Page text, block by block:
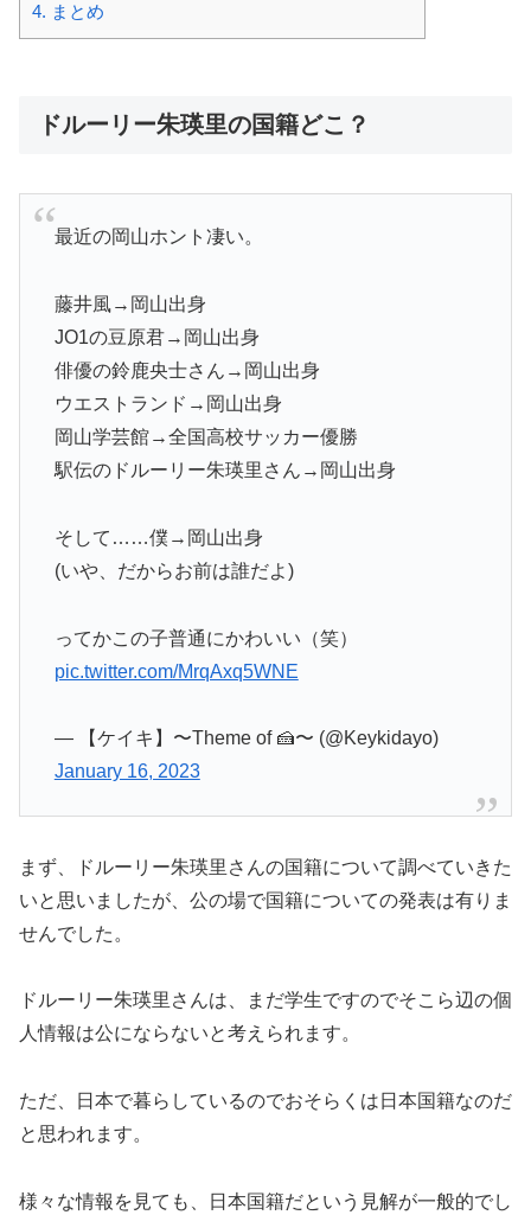
4. まとめ
ドルーリー朱瑛里の国籍どこ？
最近の岡山ホント凄い。
藤井風→岡山出身
JO1の豆原君→岡山出身
俳優の鈴鹿央士さん→岡山出身
ウエストランド→岡山出身
岡山学芸館→全国高校サッカー優勝
駅伝のドルーリー朱瑛里さん→岡山出身
そして……僕→岡山出身
(いや、だからお前は誰だよ)
ってかこの子普通にかわいい（笑）
pic.twitter.com/MrqAxq5WNE
— 【ケイキ】〜Theme of 🍰〜 (@Keykidayo)
January 16, 2023
まず、ドルーリー朱瑛里さんの国籍について調べていきた
いと思いましたが、公の場で国籍についての発表は有りま
せんでした。
ドルーリー朱瑛里さんは、まだ学生ですのでそこら辺の個
人情報は公にならないと考えられます。
ただ、日本で暮らしているのでおそらくは日本国籍なのだ
と思われます。
様々な情報を見ても、日本国籍だという見解が一般的でし